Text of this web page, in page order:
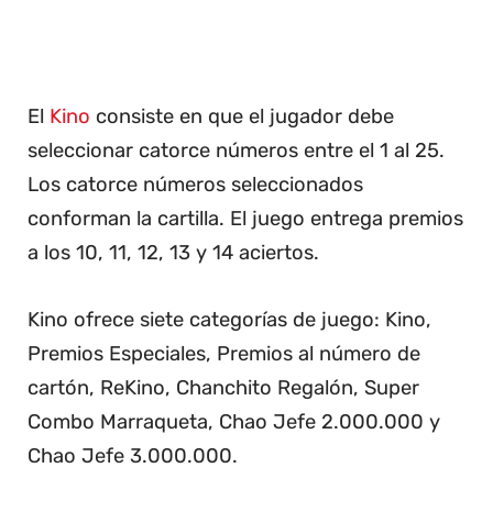
El Kino consiste en que el jugador debe
seleccionar catorce números entre el 1 al 25.
Los catorce números seleccionados
conforman la cartilla. El juego entrega premios
a los 10, 11, 12, 13 y 14 aciertos.
Kino ofrece siete categorías de juego: Kino,
Premios Especiales, Premios al número de
cartón, ReKino, Chanchito Regalón, Super
Combo Marraqueta, Chao Jefe 2.000.000 y
Chao Jefe 3.000.000.